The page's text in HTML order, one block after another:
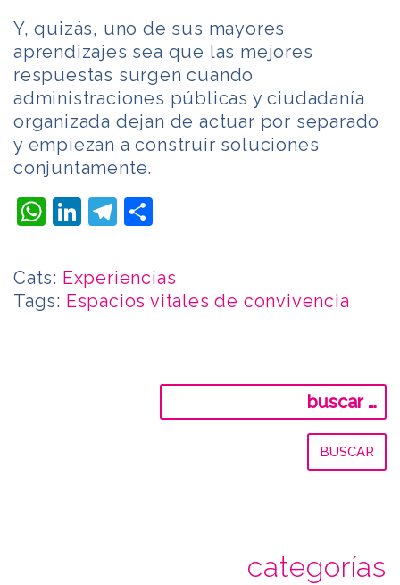
Y, quizás, uno de sus mayores
aprendizajes sea que las mejores
respuestas surgen cuando
administraciones públicas y ciudadanía
organizada dejan de actuar por separado
y empiezan a construir soluciones
conjuntamente.
WhatsApp
LinkedIn
Telegram
Cats: Experiencias
Tags: Espacios vitales de convivencia
categorías